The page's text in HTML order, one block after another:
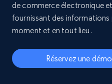
de commerce électronique
fournissant des
moment et en tout lieu.
Réservez une